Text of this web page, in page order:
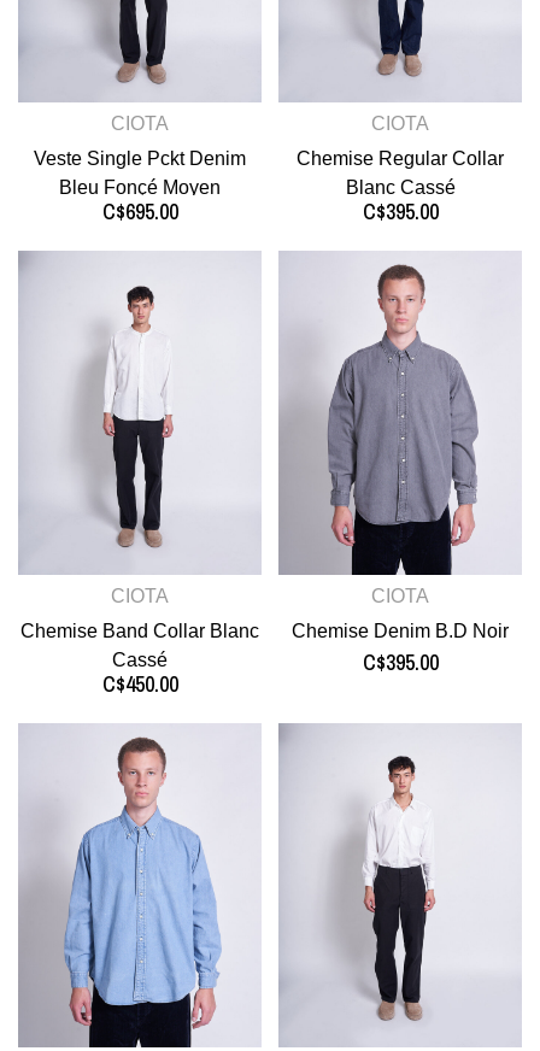
CIOTA
Veste Single Pckt Denim
Bleu Fonçé Moyen
C$695.00
CIOTA
Chemise Regular Collar
Blanc Cassé
C$395.00
CIOTA
Chemise Band Collar Blanc
Cassé
C$450.00
CIOTA
Chemise Denim B.D Noir
C$395.00